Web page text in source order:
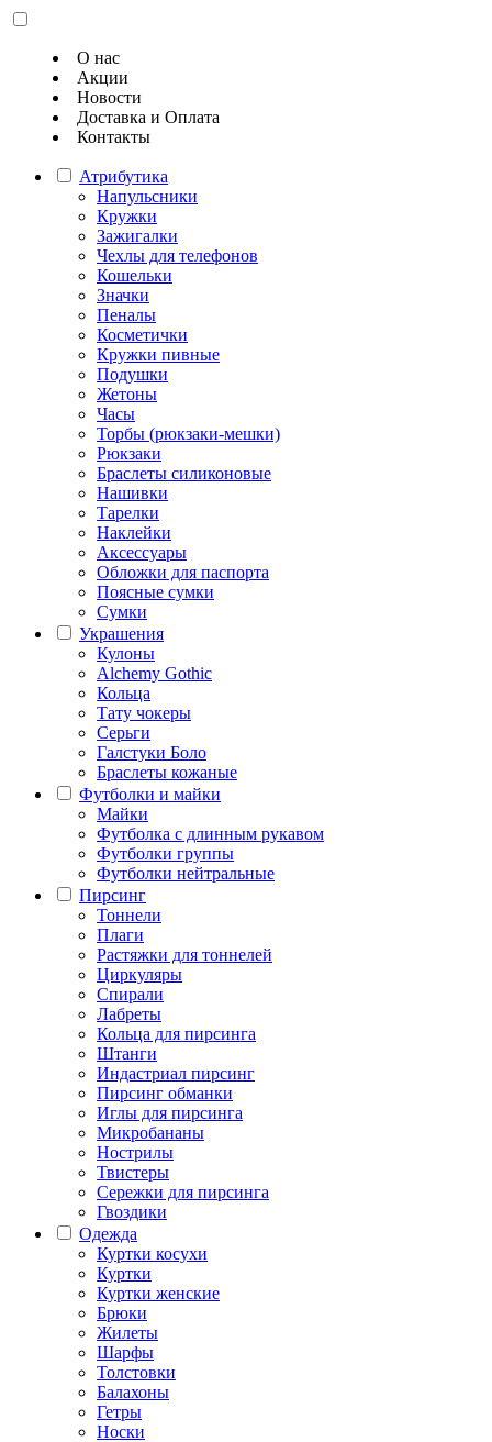
О нас
Акции
Новости
Доставка и Оплата
Контакты
Атрибутика
Напульсники
Кружки
Зажигалки
Чехлы для телефонов
Кошельки
Значки
Пеналы
Косметички
Кружки пивные
Подушки
Жетоны
Часы
Торбы (рюкзаки-мешки)
Рюкзаки
Браслеты силиконовые
Нашивки
Тарелки
Наклейки
Аксессуары
Обложки для паспорта
Поясные сумки
Сумки
Украшения
Кулоны
Alchemy Gothic
Кольца
Тату чокеры
Серьги
Галстуки Боло
Браслеты кожаные
Футболки и майки
Майки
Футболка с длинным рукавом
Футболки группы
Футболки нейтральные
Пирсинг
Тоннели
Плаги
Растяжки для тоннелей
Циркуляры
Спирали
Лабреты
Кольца для пирсинга
Штанги
Индастриал пирсинг
Пирсинг обманки
Иглы для пирсинга
Микробананы
Нострилы
Твистеры
Сережки для пирсинга
Гвоздики
Одежда
Куртки косухи
Куртки
Куртки женские
Брюки
Жилеты
Шарфы
Толстовки
Балахоны
Гетры
Носки